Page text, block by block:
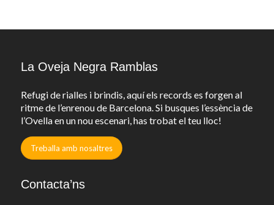
La Oveja Negra Ramblas
Refugi de rialles i brindis, aquí els records es forgen al
ritme de l’enrenou de Barcelona. Si busques l’essència de
l’Ovella en un nou escenari, has trobat el teu lloc!
Treballa amb nosaltres
Contacta’ns